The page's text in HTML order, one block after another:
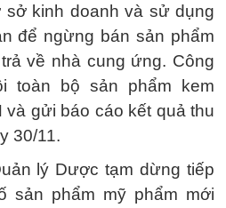
kinh doanh và sử dụng
để ngừng bán sản phẩm
về nhà cung ứng. Công
toàn bộ sản phẩm kem
và gửi báo cáo kết quả thu
30/11.
lý Dược tạm dừng tiếp
sản phẩm mỹ phẩm mới